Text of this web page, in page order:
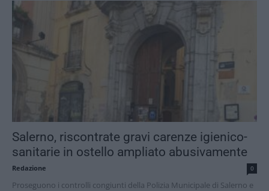
Salerno, riscontrate gravi carenze igienico-
sanitarie in ostello ampliato abusivamente
Redazione 0
Proseguono i controlli congiunti della Polizia Municipale di Salerno e